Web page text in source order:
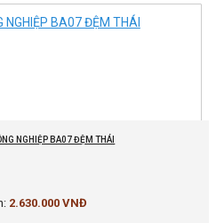
NGHIỆP BA07 ĐỆM THÁI
2.630.000 VNĐ